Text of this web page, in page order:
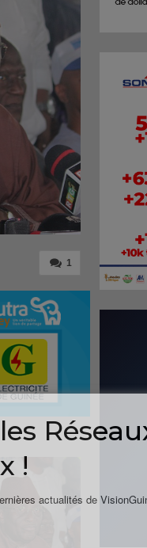
1
!
actualités de